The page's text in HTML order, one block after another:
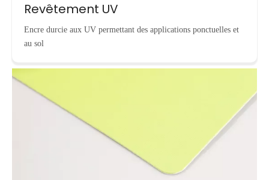
Revêtement UV
Encre durcie aux UV permettant des applications ponctuelles et
au sol